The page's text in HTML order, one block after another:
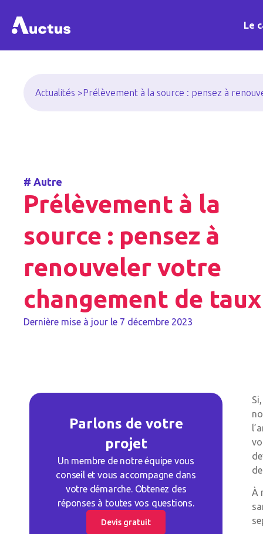
Le
Actualités >Prélèvement à la source : pensez à
# Autre
Prélèvement à la
source : pensez à
renouveler votre
changement de
Dernière mise à jour le 7 décembre 2023
Parlons de votre
projet
Un membre de notre équipe vous
conseil et vous accompagne dans
votre démarche. Obtenez des
réponses à toutes vos questions.
Devis gratuit
À